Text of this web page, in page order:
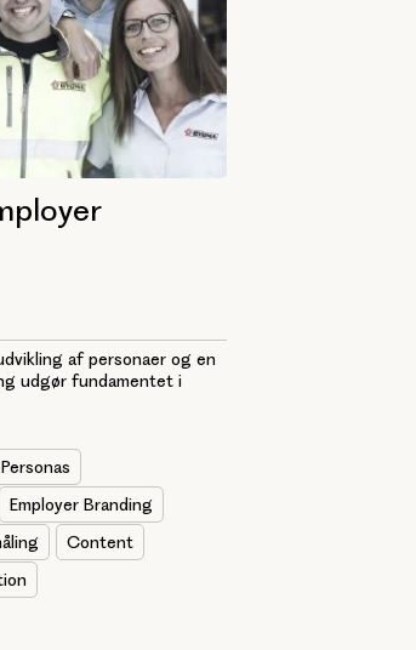
af personaer og en
udgør fundamentet i
Personas
Employer Branding
Content